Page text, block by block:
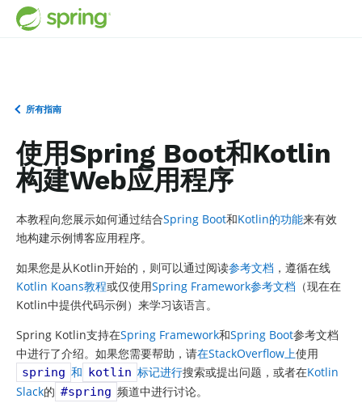
所有指南
使用Spring Boot和Kotlin
构建Web应用程序
本教程向您展示如何通过结合Spring Boot和Kotlin的功能来有效
地构建示例博客应用程序。
如果您是从Kotlin开始的，则可以通过阅读参考文档 ，遵循在线
Kotlin Koans教程或仅使用Spring Framework参考文档 （现在在
Kotlin中提供代码示例）来学习该语言。
Spring Kotlin支持在Spring Framework和Spring Boot参考文档
中进行了介绍。如果您需要帮助，请在StackOverflow上使用
spring 和 kotlin 标记进行搜索或提出问题，或者在Kotlin
Slack的 #spring 频道中进行讨论。